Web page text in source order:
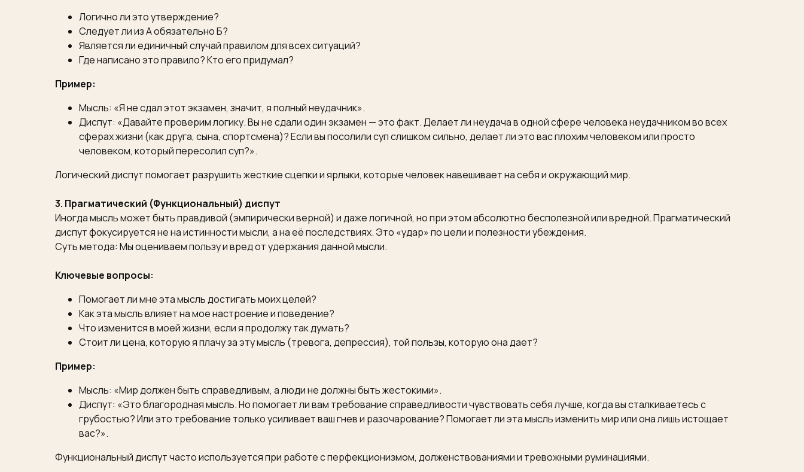
Логично ли это утверждение?
Следует ли из А обязательно Б?
Является ли единичный случай правилом для всех ситуаций?
Где написано это правило? Кто его придумал?
Пример:
Мысль: «Я не сдал этот экзамен, значит, я полный неудачник».
Диспут: «Давайте проверим логику. Вы не сдали один экзамен — это факт. Делает ли неудача в одной сфере человека неудачником во всех
сферах жизни (как друга, сына, спортсмена)? Если вы посолили суп слишком сильно, делает ли это вас плохим человеком или просто
человеком, который пересолил суп?».
Логический диспут помогает разрушить жесткие сцепки и ярлыки, которые человек навешивает на себя и окружающий мир.
3. Прагматический (Функциональный) диспут
Иногда мысль может быть правдивой (эмпирически верной) и даже логичной, но при этом абсолютно бесполезной или вредной. Прагматический
диспут фокусируется не на истинности мысли, а на её последствиях. Это «удар» по цели и полезности убеждения.
Суть метода: Мы оцениваем пользу и вред от удержания данной мысли.
Ключевые вопросы:
Помогает ли мне эта мысль достигать моих целей?
Как эта мысль влияет на мое настроение и поведение?
Что изменится в моей жизни, если я продолжу так думать?
Стоит ли цена, которую я плачу за эту мысль (тревога, депрессия), той пользы, которую она дает?
Пример:
Мысль: «Мир должен быть справедливым, а люди не должны быть жестокими».
Диспут: «Это благородная мысль. Но помогает ли вам требование справедливости чувствовать себя лучше, когда вы сталкиваетесь с
грубостью? Или это требование только усиливает ваш гнев и разочарование? Помогает ли эта мысль изменить мир или она лишь истощает
вас?».
Функциональный диспут часто используется при работе с перфекционизмом, долженствованиями и тревожными руминациями.